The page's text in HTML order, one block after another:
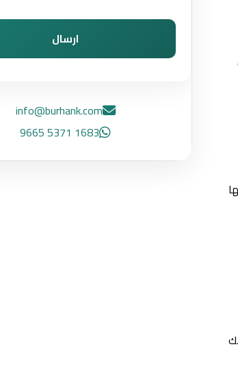
ارسال
info@burhank.com
1683 5371 9665